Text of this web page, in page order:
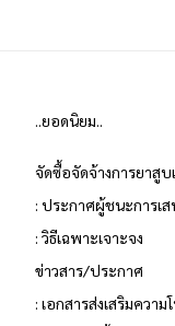
..ยอดนิยม..
จัดซื้อจัดจ้างการยาสู
: ประกาศผู้ชนะการเ
: วิธีเฉพาะเจาะจง
ข่าวสาร/ประกาศ
: เอกสารส่งเสริมควา